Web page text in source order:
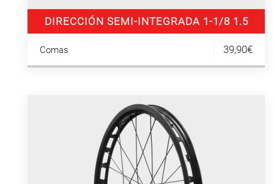
DIRECCIÓN SEMI-INTEGRADA 1-1/8 1.5
Comas 39,90€